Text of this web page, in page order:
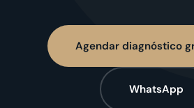
Agendar diagnóstico
WhatsApp